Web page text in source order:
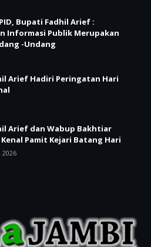
Bupati Fadhil Arief :
Informasi Publik Merupakan
-Undang
Arief Hadiri Peringatan Hari
Arief dan Wabup Bakhtiar
Pamit Kejari Batang Hari
2026